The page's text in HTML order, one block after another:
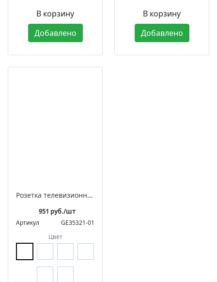
В корзину
Добавлено
В корзину
Добавлено
Розетка телевизионная дизайнерская оконечная встраиваемая, серия «ЛАХТА» / «ЛАХТА Оптима»
951 руб./шт
Артикул
GE35321-01
Цвет